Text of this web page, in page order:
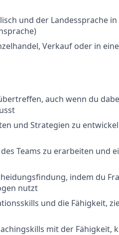
und der Landessprache
Verkauf oder in
auch wenn du
und Strategien zu
Teams zu erarbeiten und
indem du
nutzt
und die Fähigkeit,
mit der Fähigkeit,